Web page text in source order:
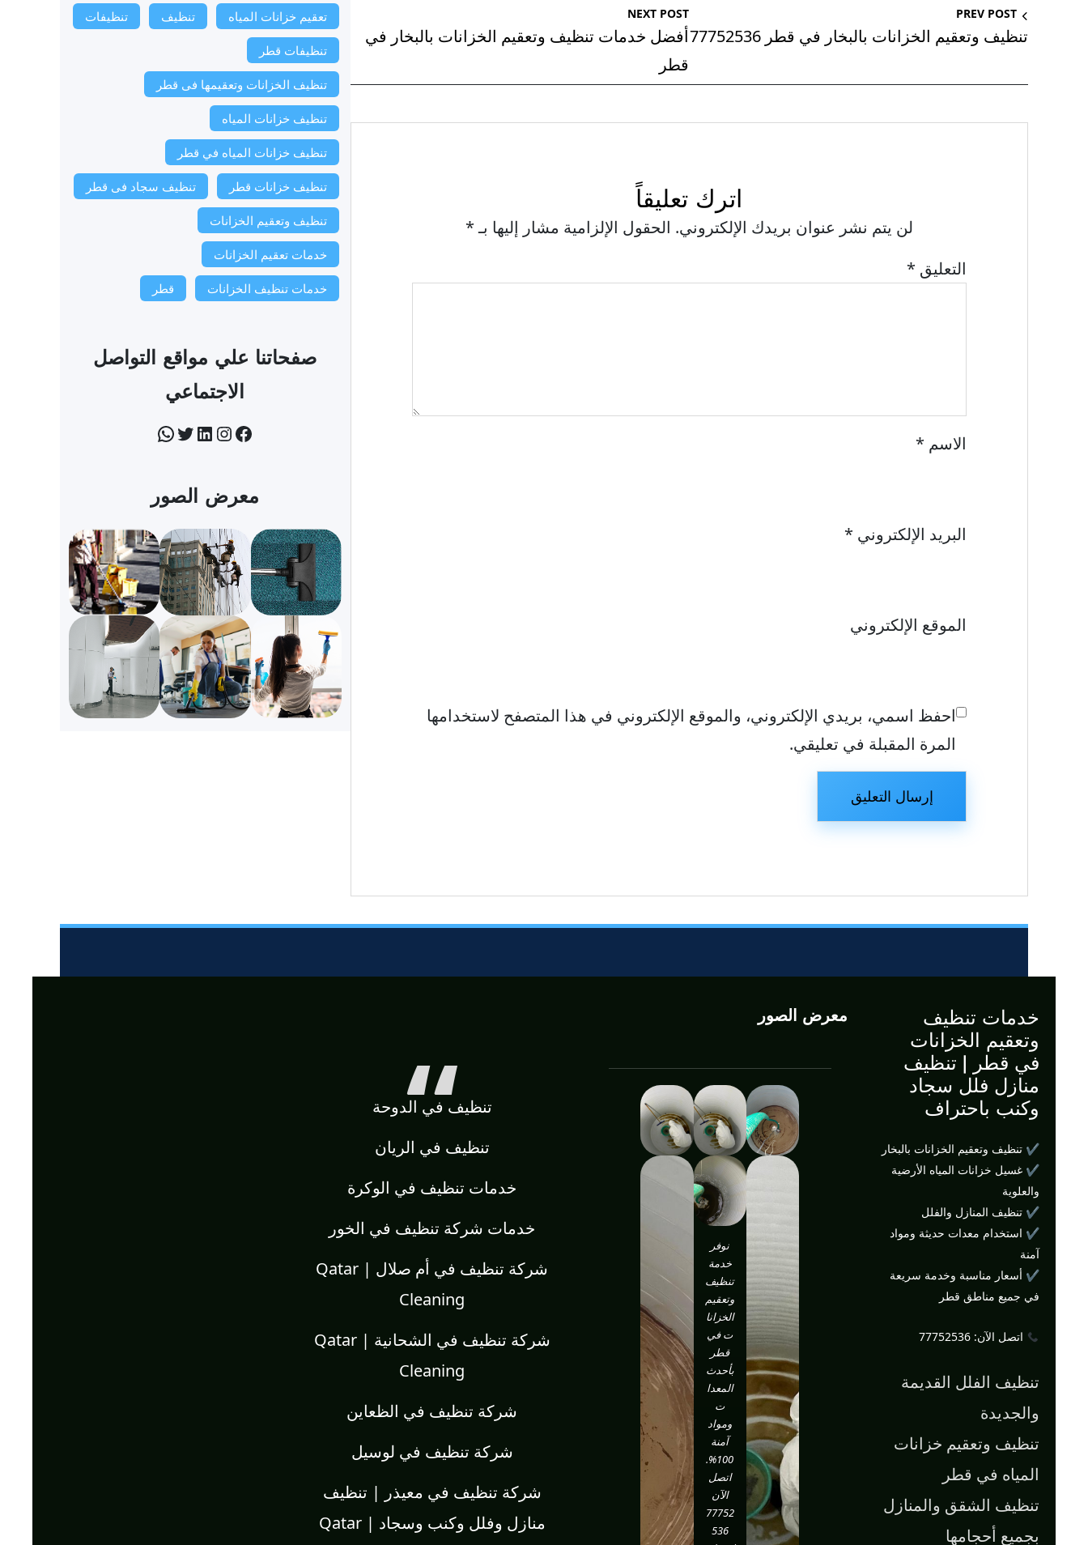
PREV POST
تنظيف وتعقيم الخزانات بالبخار في قطر 77752536
NEXT POST
أفضل خدمات تنظيف وتعقيم الخزانات بالبخار في
قطر
اترك تعليقاً
لن يتم نشر عنوان بريدك الإلكتروني. الحقول الإلزامية مشار إليها بـ*
التعليق *
الاسم *
البريد الإلكتروني *
الموقع الإلكتروني
احفظ اسمي، بريدي الإلكتروني، والموقع الإلكتروني في هذا المتصفح لاستخدامها
المرة المقبلة في تعليقي.
تعقيم خزانات المياه تنظيف تنظيفات
تنظيفات قطر
تنظيف الخزانات وتعقيمها فى قطر
تنظيف خزانات المياه
تنظيف خزانات المياه في قطر
تنظيف خزانات قطر تنظيف سجاد فى قطر
تنظيف وتعقيم الخزانات
خدمات تعقيم الخزانات
خدمات تنظيف الخزانات قطر
صفحاتنا علي مواقع التواصل
الاجتماعي
فيسبوك إنستجرام لينكد إن تويتر واتساب
معرض الصور
خدمات تنظيف
وتعقيم الخزانات
في قطر | تنظيف
منازل فلل سجاد
وكنب باحتراف
✔ تنظيف وتعقيم الخزانات بالبخار
✔ غسيل خزانات المياه الأرضية
والعلوية
✔ تنظيف المنازل والفلل
✔ استخدام معدات حديثة ومواد
آمنة
✔ أسعار مناسبة وخدمة سريعة
في جميع مناطق قطر
اتصل الآن: 77752536
تنظيف الفلل القديمة
والجديدة
تنظيف وتعقيم خزانات
المياه في قطر
تنظيف الشقق والمنازل
بجميع أحجامها
معرض الصور
نوفر
خدمة
تنظيف
وتعقيم
الخزانا
ت في
قطر
بأحدث
المعدا
ت
ومواد
آمنة
100%.
اتصل
الآن
77752
536
تنظيف في الدوحة
تنظيف في الريان
خدمات تنظيف في الوكرة
خدمات شركة تنظيف في الخور
شركة تنظيف في أم صلال | Qatar
Cleaning
شركة تنظيف في الشحانية | Qatar
Cleaning
شركة تنظيف في الظعاين
شركة تنظيف في لوسيل
شركة تنظيف في معيذر | تنظيف
منازل وفلل وكنب وسجاد | Qatar